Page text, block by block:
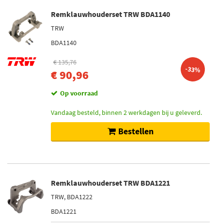
Remklauwhouderset TRW BDA1140
TRW
BDA1140
€ 135,76
€ 90,96 -33%
Op voorraad
Vandaag besteld, binnen 2 werkdagen bij u geleverd.
Bestellen
Remklauwhouderset TRW BDA1221
TRW, BDA1222
BDA1221